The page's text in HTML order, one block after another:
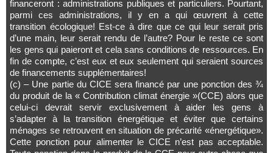
financeront : administrations publiques et particuliers. Pourtant,
parmi ces administrations, il y en a qui œuvrent à cette
transition écologique! Est-ce à dire que ce qui leur serait pris
d’une main, leur serait rendu de l’autre? Pour le reste ce sont
les gens qui paieront et cela sans conditions de ressources. En
fin de compte, c’est eux et eux seulement qui seraient sources
de financements supplémentaires!
(c) – Une partie du CICE sera financé par une ponction des ¾
du produit de la « Contribution climat énergie »(CCE) alors que
celui-ci devrait servir exclusivement à aider les gens à
s’adapter à la transition énergétique et éviter que certains
ménages se retrouvent en situation de précarité «énergétique».
Cette ponction pour alimenter le CICE n’est pas acceptable.